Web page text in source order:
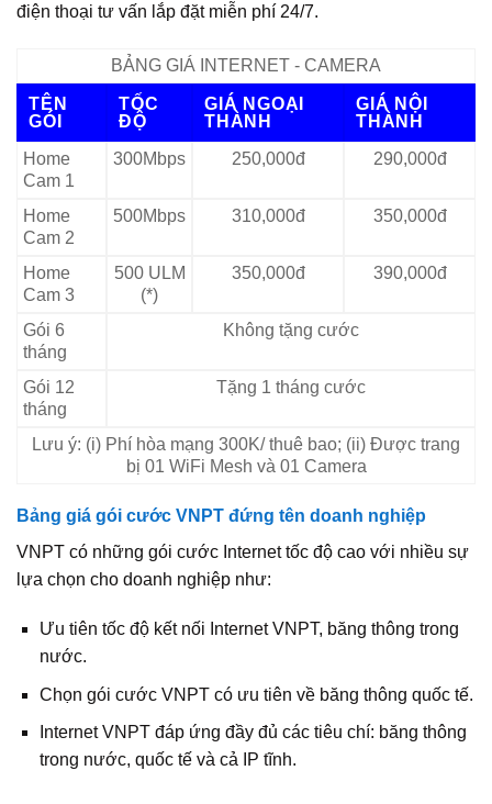
điện thoại tư vấn lắp đặt miễn phí 24/7.
BẢNG GIÁ INTERNET - CAMERA
TÊN
GÓI
TỐC
ĐỘ
GIÁ NGOẠI
THÀNH
GIÁ NỘI
THÀNH
Home
Cam 1
300Mbps 250,000đ 290,000đ
Home
Cam 2
500Mbps 310,000đ 350,000đ
Home
Cam 3
500 ULM
(*)
350,000đ 390,000đ
Gói 6
tháng
Không tặng cước
Gói 12
tháng
Tặng 1 tháng cước
Lưu ý: (i) Phí hòa mạng 300K/ thuê bao; (ii) Được trang
bị 01 WiFi Mesh và 01 Camera
Bảng giá gói cước VNPT đứng tên doanh nghiệp
VNPT có những gói cước Internet tốc độ cao với nhiều sự
lựa chọn cho doanh nghiệp như:
Ưu tiên tốc độ kết nối Internet VNPT, băng thông trong
nước.
Chọn gói cước VNPT có ưu tiên về băng thông quốc tế.
Internet VNPT đáp ứng đầy đủ các tiêu chí: băng thông
trong nước, quốc tế và cả IP tĩnh.